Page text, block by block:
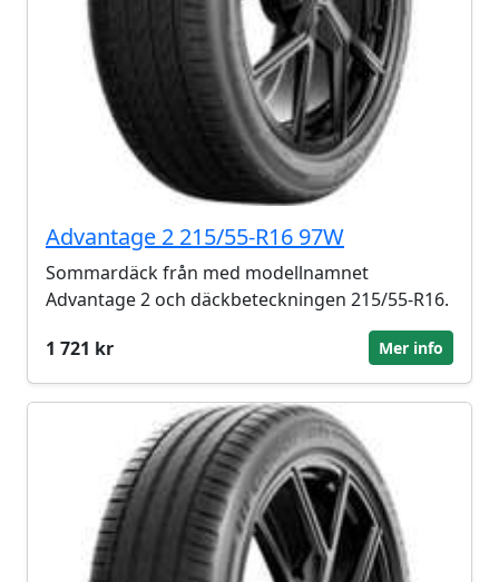
Advantage 2 215/55-R16 97W
Sommardäck från med modellnamnet
Advantage 2 och däckbeteckningen 215/55-R16.
1 721 kr
Mer info